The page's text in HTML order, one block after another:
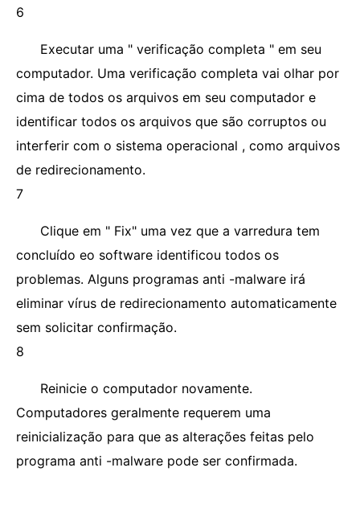
6
Executar uma " verificação completa " em seu
computador. Uma verificação completa vai olhar por
cima de todos os arquivos em seu computador e
identificar todos os arquivos que são corruptos ou
interferir com o sistema operacional , como arquivos
de redirecionamento.
7
Clique em " Fix" uma vez que a varredura tem
concluído eo software identificou todos os
problemas. Alguns programas anti -malware irá
eliminar vírus de redirecionamento automaticamente
sem solicitar confirmação.
8
Reinicie o computador novamente.
Computadores geralmente requerem uma
reinicialização para que as alterações feitas pelo
programa anti -malware pode ser confirmada.